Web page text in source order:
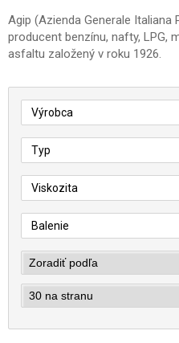
Agip (Azienda Generale Italiana
producent benzínu, nafty, LPG,
asfaltu založený v roku 1926.
Výrobca
Typ
Viskozita
Balenie